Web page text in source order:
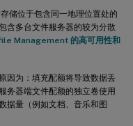
储位于包含同一地理位置处的
含多台文件服务器的较为分散
Management 的高可用性和
因为：填充配额将导致数据丢
务器端文件配额的独立卷使用
据量（例如文档、音乐和图